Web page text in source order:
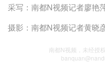
采写：南都N视频记者廖艳
摄影：南都N视频记者黄晓
南都N视频，未经授